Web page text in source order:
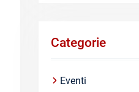
Categorie
Eventi